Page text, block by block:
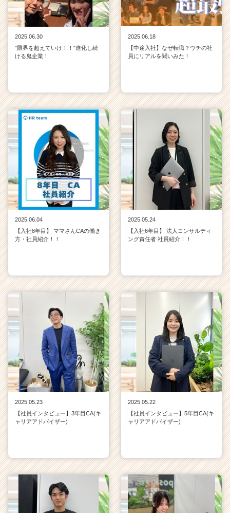
2025.06.30
"限界を超えていけ！！"進化し続
ける鬼企業！
2025.06.18
【中途入社】なぜ転職？ウチの社
員にリアルを聞いみた！
2025.06.04
【入社8年目】 ママさんCAの働き
方・社員紹介！！
2025.05.24
【入社6年目】 法人コンサルティ
ング責任者 社員紹介！！
2025.05.23
【社員インタビュー】3年目CA(キ
ャリアアドバイザー)
2025.05.22
【社員インタビュー】5年目CA(キ
ャリアアドバイザー)